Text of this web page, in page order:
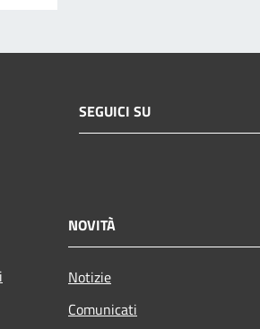
SEGUICI SU
NOVITÀ
Notizie
Comunicati